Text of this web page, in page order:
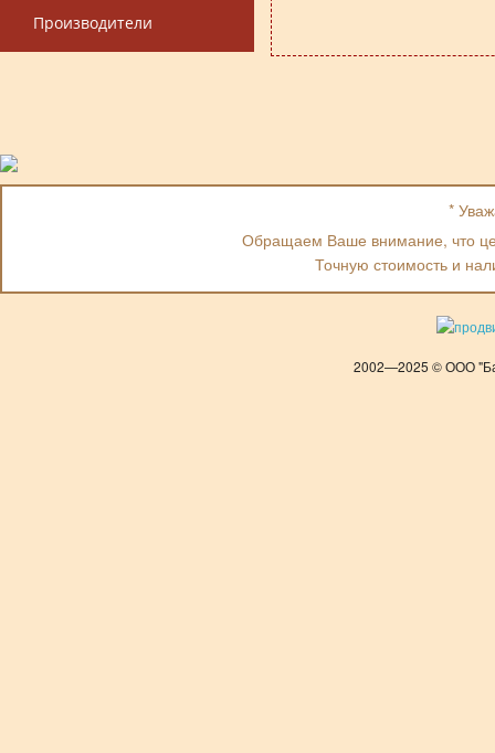
Производители
*
Обращаем Ваше внимание, что
Точную стоимость и
2002—2025 © ООО